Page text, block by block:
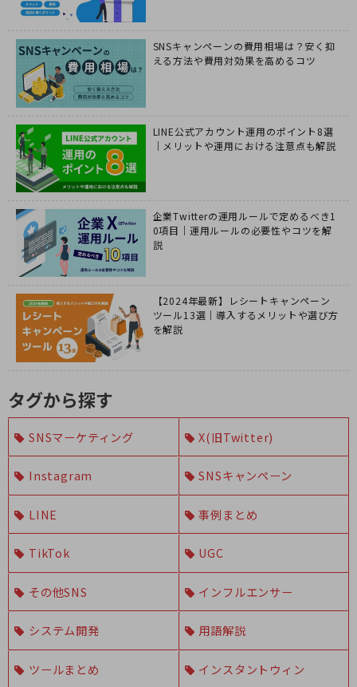
SNSキャンペーンの費用相場は？安く抑
える方法や費用対効果を高めるコツ
LINE公式アカウント運用のポイント8選
｜メリットや運用における注意点も解説
企業Twitterの運用ルールで定めるべき1
0項目｜運用ルールの必要性やコツを解
説
【2024年最新】レシートキャンペーン
ツール13選｜導入するメリットや選び方
を解説
タグから探す
SNSマーケティング X(旧Twitter)
Instagram SNSキャンペーン
LINE 事例まとめ
TikTok UGC
その他SNS インフルエンサー
システム開発 用語解説
ツールまとめ インスタントウィン